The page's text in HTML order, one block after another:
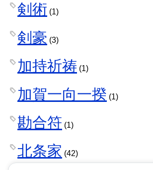
剣術 (1)
剣豪 (3)
加持祈祷 (1)
加賀一向一揆 (1)
勘合符 (1)
北条家 (42)